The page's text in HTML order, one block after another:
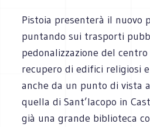
Pistoia presenterà il nuovo
puntando sui trasporti
pedonalizzazione del
recupero di edifici religiosi
anche da un punto di vista
quella di Sant’Iacopo in
già una grande biblioteca